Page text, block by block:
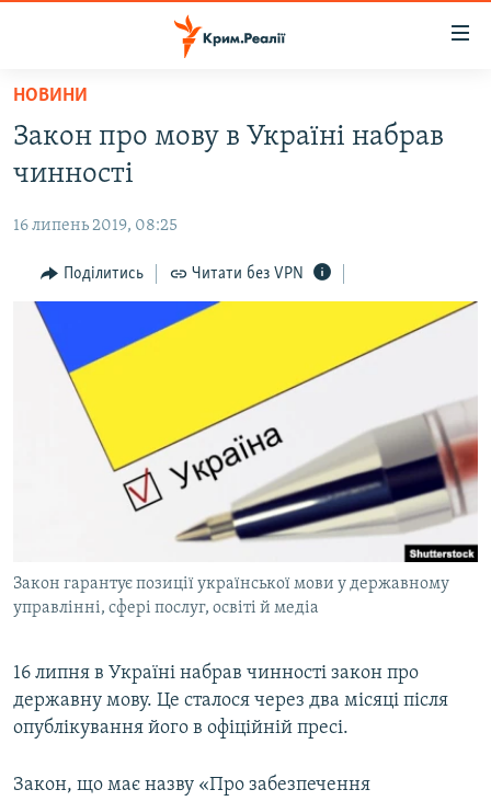
Перейти
основного
матеріалу
до
навігації
Перейти
пошуку
ВОДА.КРИМ
ПОЛІТИКА
БЛОГИ
ПОГЛЯД
ІНТЕРВ'Ю
ВСЕ ЗА ДЕНЬ
СПЕЦПРОЕКТИ
ДЕПОРТАЦІЯ
ВІДЕОУРОКИ «ELIFBE»
УКРАЇНСЬКА ПРОБЛЕМА КРИМУ
ЯК ОБІЙТИ БЛОКУВАННЯ
Усі сайти RFE/RL
НОВИНИ
Закон про мову в Україні набрав
чинності
16 липень 2019, 08:25
Поділитись Читати без VPN
Закон гарантує позиції української мови у державному
управлінні, сфері послуг, освіті й медіа
16 липня в Україні набрав чинності закон про
державну мову. Це сталося через два місяці після
опублікування його в офіційній пресі.
Закон, що має назву «Про забезпечення